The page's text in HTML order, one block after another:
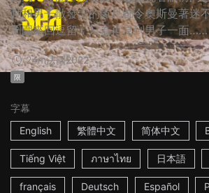
動和男子散發出的氣息都令奧斯曼著迷
周圍來回逗留，只為再見到男子一面
24m法國2022
限
字幕
English
繁體中文 简体中文
Tiếng Việt ภาษาไทย 日本語
français Deutsch Español